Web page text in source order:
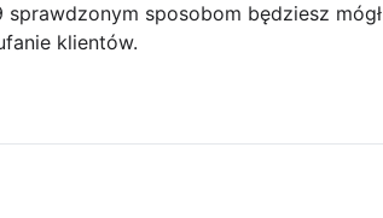
sposobom będziesz mógł
klientów.